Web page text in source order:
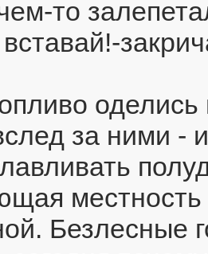
то
за ними -
местность
Безлесные